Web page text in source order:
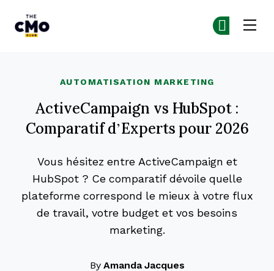
AUTOMATISATION MARKETING
ActiveCampaign vs HubSpot :
Comparatif d’Experts pour 2026
Vous hésitez entre ActiveCampaign et
HubSpot ? Ce comparatif dévoile quelle
plateforme correspond le mieux à votre flux
de travail, votre budget et vos besoins
marketing.
By Amanda Jacques